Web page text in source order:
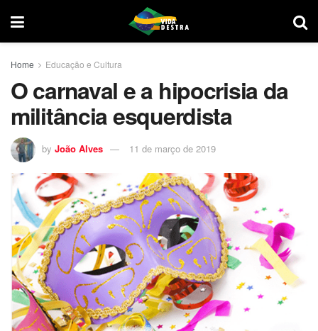
Home Educação e Cultura
O carnaval e a hipocrisia da
militância esquerdista
by João Alves 11 de março de 2019